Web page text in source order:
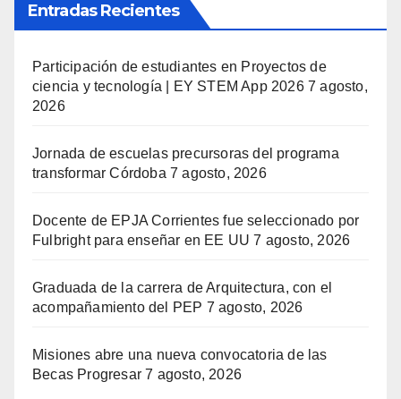
Entradas Recientes
Participación de estudiantes en Proyectos de
ciencia y tecnología | EY STEM App 2026 7 agosto,
2026
Jornada de escuelas precursoras del programa
transformar Córdoba 7 agosto, 2026
Docente de EPJA Corrientes fue seleccionado por
Fulbright para enseñar en EE UU 7 agosto, 2026
Graduada de la carrera de Arquitectura, con el
acompañamiento del PEP 7 agosto, 2026
Misiones abre una nueva convocatoria de las
Becas Progresar 7 agosto, 2026